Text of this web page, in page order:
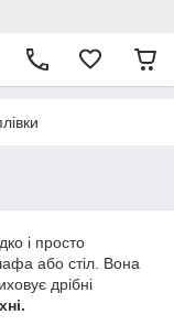
і просто
або стіл. Вона
дрібні